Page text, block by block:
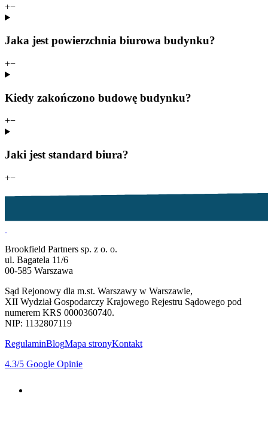
+−
Jaka jest powierzchnia biurowa budynku?
+−
Kiedy zakończono budowę budynku?
+−
Jaki jest standard biura?
+−
Brookfield Partners sp. z o. o.
ul. Bagatela 11/6
00-585 Warszawa
Sąd Rejonowy dla m.st. Warszawy w Warszawie,
XII Wydział Gospodarczy Krajowego Rejestru Sądowego pod
numerem KRS 0000360740.
NIP: 1132807119
RegulaminBlogMapa stronyKontakt
4.3/5 Google Opinie